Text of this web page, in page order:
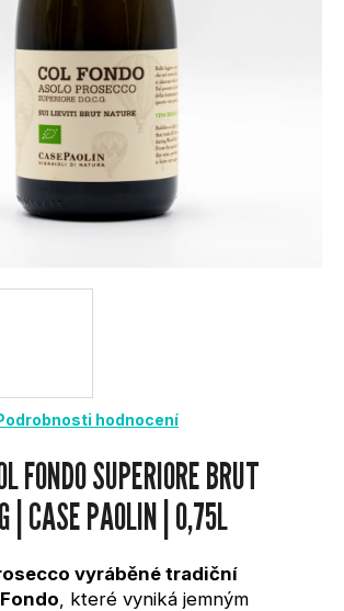
hodnocení
FONDO SUPERIORE BRUT
| CASE PAOLIN | 0,75L
vyráběné tradiční
, které vyniká jemným